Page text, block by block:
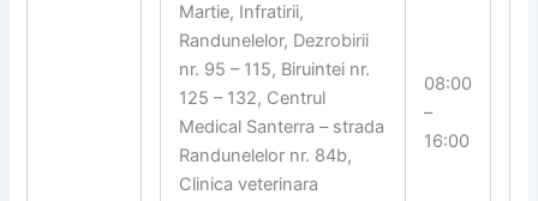
Martie, Infratirii,
Randunelelor, Dezrobirii
nr. 95 – 115, Biruintei nr.
125 – 132, Centrul
Medical Santerra – strada
Randunelelor nr. 84b,
Clinica veterinara
08:00
–
16:00